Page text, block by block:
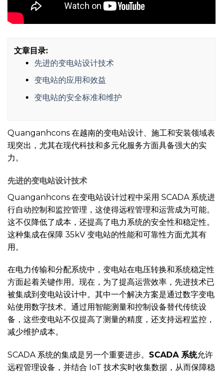
文章目录:
先进的变电站设计技术
变电站的应用和效益
变电站的安全标准和维护
Quanganhcons 在越南的变电站设计、施工和安装领域表
现突出，尤其在现代科技和多元化服务方面具备强大的实
力。
先进的变电站设计技术
Quanganhcons 在变电站设计过程中采用 SCADA 系统进
行自动控制和监控管理，这使得远程管理和运营成为可能。
这不仅降低了成本，还提高了电力系统的安全性和稳定性。
这种集成在保障 35kV 变电站的性能和可靠性方面尤其有
用。
在电力传输和分配系统中，变电站在电压转换和系统稳定性
方面起着关键作用。现在，为了提高运营效率，先进技术已
被集成到变电站设计中。其中一个解决方案是通过数字变电
站使用数字技术。通过用智能测量和控制设备替代传统设
备，这些变电站不仅提高了测量的精度，还支持远程监控，
减少维护成本。
SCADA 系统的集成是另一个重要进步。 SCADA 系统允许
远程管理设备，并结合 IoT 技术实时收集数据，从而保障稳